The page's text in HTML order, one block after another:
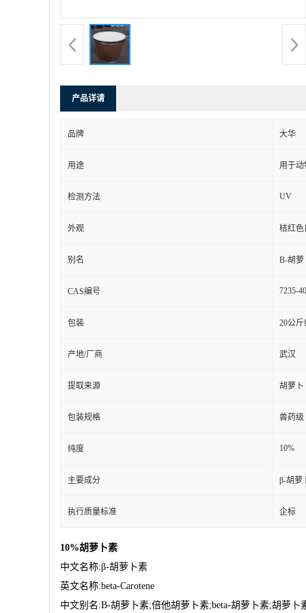
产品详请
品牌 大华
用途 用于动
检测方法 UV
外观 桔红色
别名 B-胡萝
CAS编号 7235-
包装 20公斤
产地/厂商 武汉
提取来源 胡萝卜
包装规格 兽药级
纯度 10%
主要成分 β-胡萝
执行质量标准 企标
10%胡萝卜素
中文名称:β-胡萝卜素
英文名称:beta-Carotene
中文别名 :B-胡萝卜素;倍他胡萝卜素;beta-胡萝卜素;胡萝卜